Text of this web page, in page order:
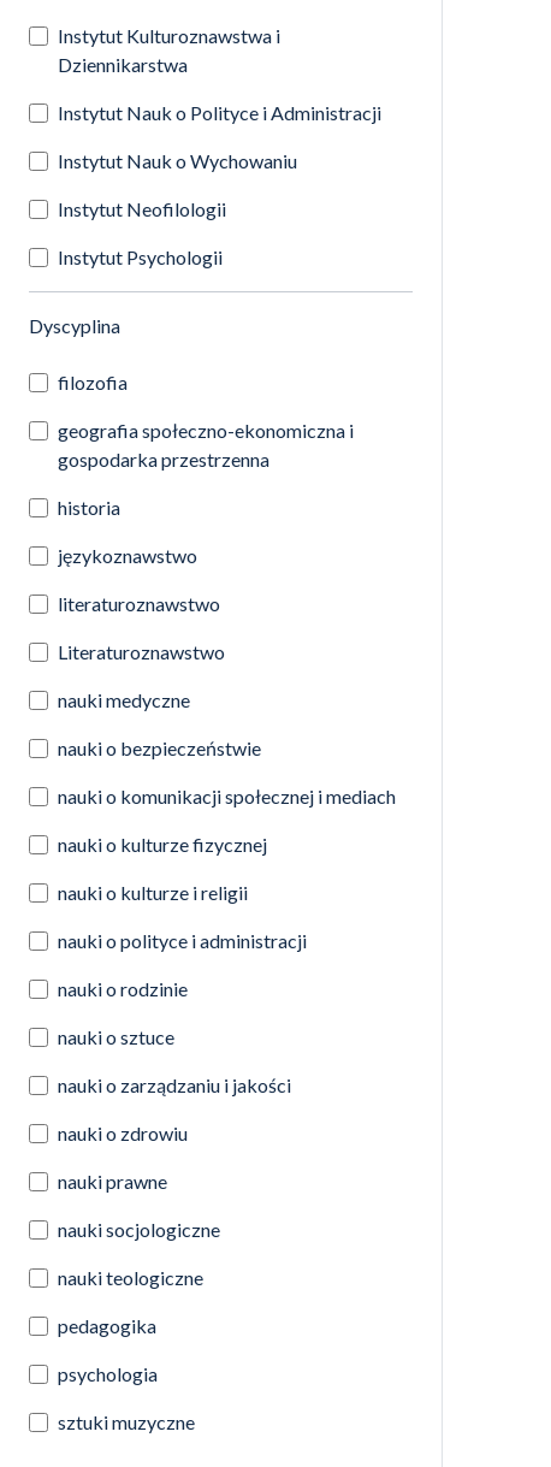
Instytut Kulturoznawstwa i
Dziennikarstwa
Instytut Nauk o Polityce i Administracji
Instytut Nauk o Wychowaniu
Instytut Neofilologii
Instytut Psychologii
Dyscyplina(automatyczne przeładowanie treści)
filozofia
geografia społeczno-ekonomiczna i
gospodarka przestrzenna
historia
językoznawstwo
literaturoznawstwo
Literaturoznawstwo
nauki medyczne
nauki o bezpieczeństwie
nauki o komunikacji społecznej i mediach
nauki o kulturze fizycznej
nauki o kulturze i religii
nauki o polityce i administracji
nauki o rodzinie
nauki o sztuce
nauki o zarządzaniu i jakości
nauki o zdrowiu
nauki prawne
nauki socjologiczne
nauki teologiczne
pedagogika
psychologia
sztuki muzyczne